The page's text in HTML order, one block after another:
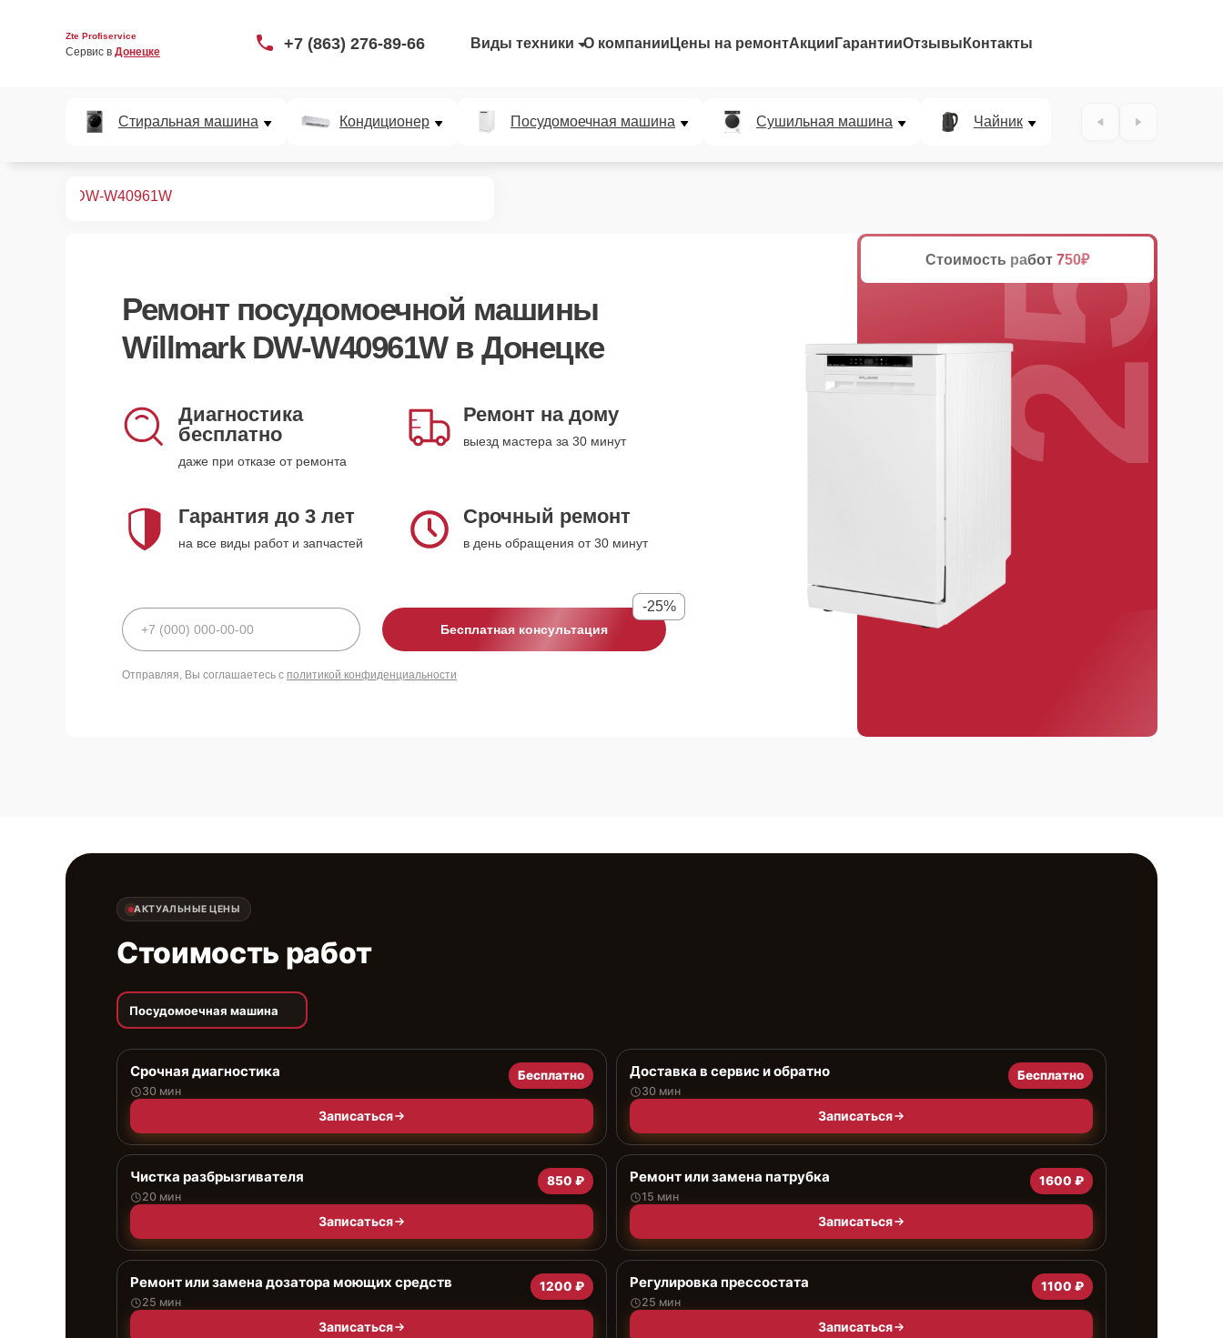
Zte Profiservice
Сервис в Донецке +7 (863) 276-89-66 Виды техники О компании Цены на ремонтАкции ГарантииОтзывы Контакты
Стиральная машина Кондиционер Посудомоечная машина Сушильная машина Чайник
DW-W40961W
Ремонт посудомоечной машины
Willmark DW-W40961Wв Донецке
Диагностика
бесплатно
даже при отказе от ремонта
Ремонт на дому
выезд мастера за 30 минут
Гарантия до 3 лет
на все виды работ и запчастей
Срочный ремонт
в день обращения от 30 минут
Бесплатная консультация
-25%
Отправляя, Вы соглашаетесь с политикой конфиденциальности
Стоимость работ 750₽
25%
АКТУАЛЬНЫЕ ЦЕНЫ
Стоимость работ
Посудомоечная машина
Срочная диагностика
30 мин
Бесплатно
Записаться
Доставка в сервис и обратно
30 мин
Бесплатно
Записаться
Чистка разбрызгивателя
20 мин
850 ₽
Записаться
Ремонт или замена патрубка
15 мин
1600 ₽
Записаться
Ремонт или замена дозатора моющих средств
25 мин
1200 ₽
Записаться
Регулировка прессостата
25 мин
1100 ₽
Записаться